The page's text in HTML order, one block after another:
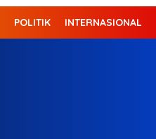
POLITIK INTERNASIONAL